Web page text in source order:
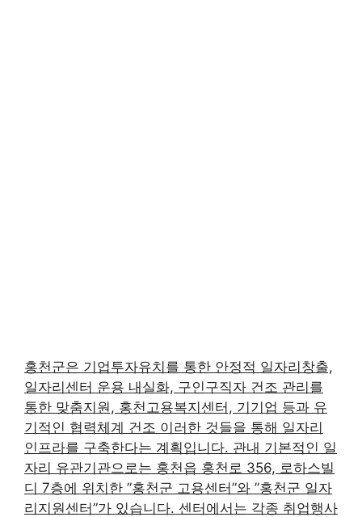
홍천군은 기업투자유치를 통한 안정적 일자리창출,
일자리센터 운용 내실화, 구인구직자 건조 관리를
통한 맞춤지원, 홍천고용복지센터, 기기업 등과 유
기적인 협력체계 건조 이러한 것들을 통해 일자리
인프라를 구축한다는 계획입니다. 관내 기본적인 일
자리 유관기관으로는 홍천읍 홍천로 356, 로하스빌
디 7층에 위치한 ”홍천군 고용센터”와 ”홍천군 일자
리지원센터”가 있습니다. 센터에서는 각종 취업행사